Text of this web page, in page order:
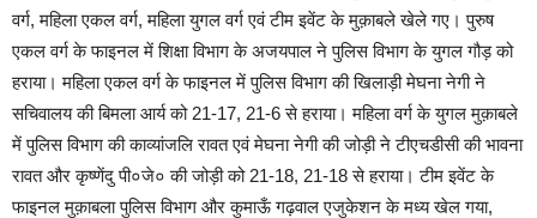
वर्ग, महिला एकल वर्ग, महिला युगल वर्ग एवं टीम इवेंट के मुक़ाबले खेले गए। पुरुष
एकल वर्ग के फाइनल में शिक्षा विभाग के अजयपाल ने पुलिस विभाग के युगल गौड़ को
हराया। महिला एकल वर्ग के फाइनल में पुलिस विभाग की खिलाड़ी मेघना नेगी ने
सचिवालय की बिमला आर्य को 21-17, 21-6 से हराया। महिला वर्ग के युगल मुक़ाबले
में पुलिस विभाग की काव्यांजलि रावत एवं मेघना नेगी की जोड़ी ने टीएचडीसी की भावना
रावत और कृष्णेंदु पी०जे० की जोड़ी को 21-18, 21-18 से हराया। टीम इवेंट के
फाइनल मुक़ाबला पुलिस विभाग और कुमाऊँ गढ़वाल एजुकेशन के मध्य खेल गया,